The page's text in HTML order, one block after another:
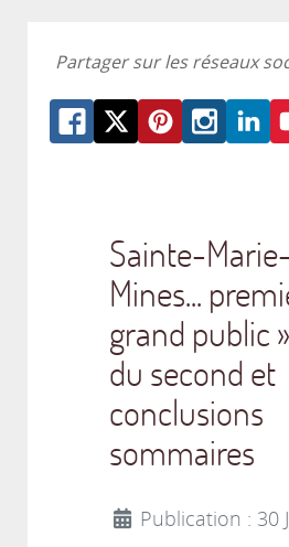
Partager sur les réseaux
Sainte-
Mines...
grand public
du second et
conclusions
sommaires
Publication : 30